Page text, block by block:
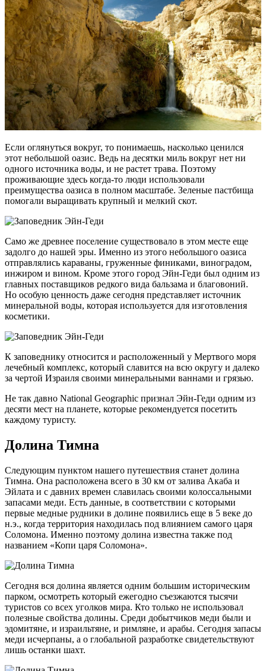
Если оглянуться вокруг, то понимаешь, насколько ценился
этот небольшой оазис. Ведь на десятки миль вокруг нет ни
одного источника воды, и не растет трава. Поэтому
проживающие здесь когда-то люди использовали
преимущества оазиса в полном масштабе. Зеленые пастбища
помогали выращивать крупный и мелкий скот.
Само же древнее поселение существовало в этом месте еще
задолго до нашей эры. Именно из этого небольшого оазиса
отправлялись караваны, груженные финиками, виноградом,
инжиром и вином. Кроме этого город Эйн-Геди был одним из
главных поставщиков редкого вида бальзама и благовоний.
Но особую ценность даже сегодня представляет источник
минеральной воды, которая используется для изготовления
косметики.
К заповеднику относится и расположенный у Мертвого моря
лечебный комплекс, который славится на всю округу и далеко
за чертой Израиля своими минеральными ваннами и грязью.
Не так давно National Geographic признал Эйн-Геди одним из
десяти мест на планете, которые рекомендуется посетить
каждому туристу.
Долина Тимна
Следующим пунктом нашего путешествия станет долина
Тимна. Она расположена всего в 30 км от залива Акаба и
Эйлата и с давних времен славилась своими колоссальными
запасами меди. Есть данные, в соответствии с которыми
первые медные рудники в долине появились еще в 5 веке до
н.э., когда территория находилась под влиянием самого царя
Соломона. Именно поэтому долина известна также под
названием «Копи царя Соломона».
Сегодня вся долина является одним большим историческим
парком, осмотреть который ежегодно съезжаются тысячи
туристов со всех уголков мира. Кто только не использовал
полезные свойства долины. Среди добытчиков меди были и
эдомитяне, и израильтяне, и римляне, и арабы. Сегодня запасы
меди исчерпаны, а о глобальной разработке свидетельствуют
лишь останки шахт.